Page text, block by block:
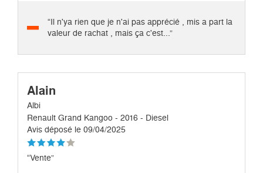
“Il n'ya rien que je n'ai pas apprécié , mis a part la
valeur de rachat , mais ça c'est...”
Alain
Albi
Renault Grand Kangoo - 2016 - Diesel
Avis déposé le 09/04/2025
“Vente”